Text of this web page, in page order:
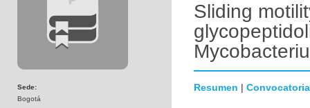
Sede:
Bogotá
Sliding
Resumen | Convocatoria